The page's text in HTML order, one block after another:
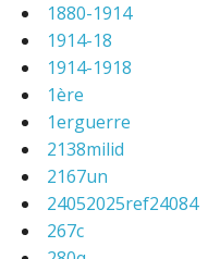
1880-1914
1914-18
1914-1918
1ère
1erguerre
2138milid
2167un
24052025ref24084
267c